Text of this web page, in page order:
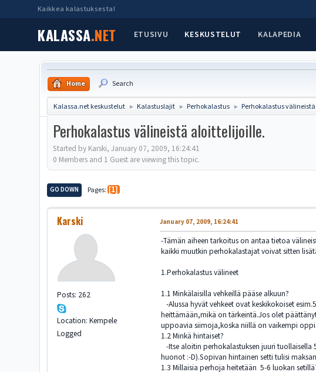
Kaikkea kalastuksesta!
KALASSA.NET ETUSIVU KESKUSTELUT KALAPEDIA
Home Search
Kalassa.net keskustelut ► Kalastuslajit ► Perhokalastus ► Perhokalastus
Perhokalastus välineistä aloittelijoille.
Started by Karski, January 07, 2009, 16:24:41
0 Members and 1 Guest are viewing this topic.
GO DOWN Pages 1
Karski
Posts: 262
Location: Kempele
Logged
January 07, 2009, 16:24:41
-Tämän aiheen tarkoitus on antaa tietoa
kaikki muutkin perhokalastajat voivat sitten
1.Perhokalastus välineet
1.1 Minkälaisilla vehkeillä pääse alkuun?
-Alussa hyvät vehkeet ovat keskikokoiset
heittämään,mikä on tärkeintä.Jos olet
uppoavia siimoja,koska niillä on vaikempi
1.2 Minkä hintaiset?
-Itse aloitin perhokalastuksen juuri
huonot :-D).Sopivan hintainen setti tulisi
1.3 Millaisia perhoja heitetään 5-6 luokan